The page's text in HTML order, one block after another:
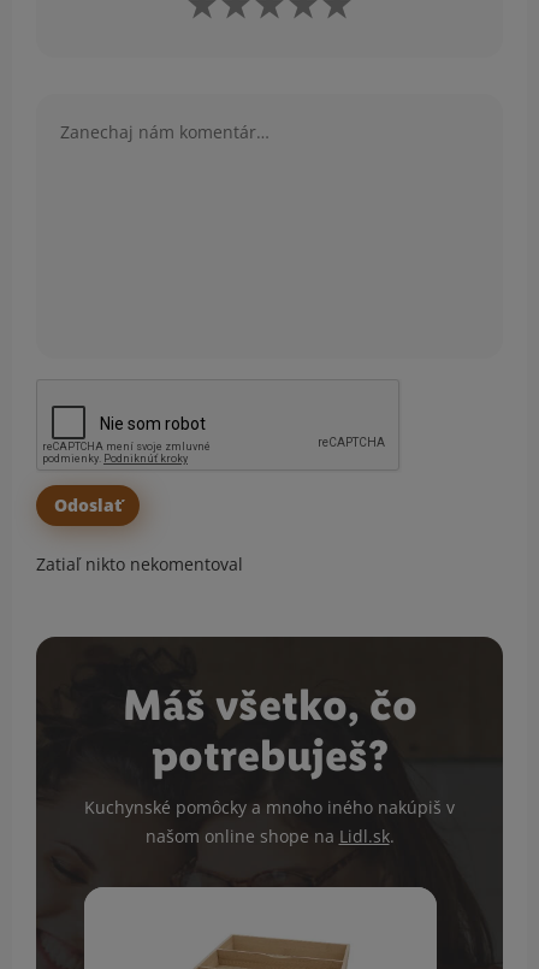
Zatiaľ nikto nekomentoval
Máš všetko, čo
potrebuješ?
Kuchynské pomôcky a mnoho iného nakúpiš v
našom online shope na Lidl.sk.